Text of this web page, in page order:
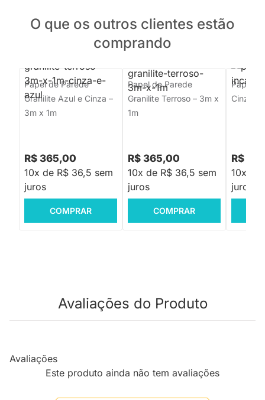
O que os outros clientes estão
comprando
Papel de Parede
Granilite Azul e Cinza –
3m x 1m
R$ 365,00
10x de R$ 36,5 sem
juros
COMPRAR
Papel de Parede
Granilite Terroso – 3m x
1m
R$ 365,00
10x de R$ 36,5 sem
juros
COMPRAR
Papel
Cinza –
R$
10x de
juros
Avaliações do Produto
Avaliações
Este produto ainda não tem avaliações